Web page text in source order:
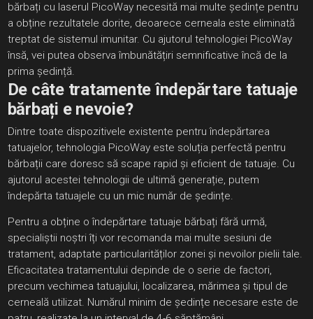
bărbați cu laserul PicoWay necesită mai multe ședințe pentru
a obține rezultatele dorite, deoarece cerneala este eliminată
treptat de sistemul imunitar. Cu ajutorul tehnologiei PicoWay
însă, vei putea observa îmbunătățiri semnificative încă de la
prima ședință.
De câte tratamente îndepărtare tatuaje
bărbați e nevoie?
Dintre toate dispozitivele existente pentru îndepărtarea
tatuajelor, tehnologia PicoWay este soluția perfectă pentru
bărbații care doresc să scape rapid și eficient de tatuaje. Cu
ajutorul acestei tehnologii de ultimă generație, putem
îndepărta tatuajele cu un mic număr de ședințe.
Pentru a obține o îndepărtare tatuaje bărbați fără urmă,
specialiștii noștri îți vor recomanda mai multe sesiuni de
tratament, adaptate particularităților zonei și nevoilor pielii tale.
Eficacitatea tratamentului depinde de o serie de factori,
precum vechimea tatuajului, localizarea, mărimea și tipul de
cerneală utilizat. Numărul minim de ședințe necesare este de